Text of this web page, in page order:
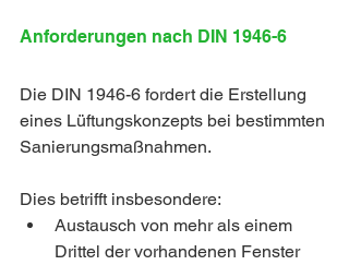
Anforderungen nach DIN 1946-6
Die DIN 1946-6 fordert die Erstellung
eines Lüftungskonzepts bei bestimmten
Sanierungsmaßnahmen.
Dies betrifft insbesondere:
Austausch von mehr als einem
Drittel der vorhandenen Fenster